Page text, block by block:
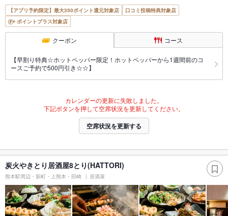
【アプリ予約限定】最大350ポイント還元対象店
口コミ投稿特典対象店
ポイントプラス対象店
クーポン コース
【早割り特典☆ホットペッパー限定！ホットペッパーから1週間前のコ
ースご予約で500円引き☆☆】
カレンダーの更新に失敗しました。
下記ボタンを押して空席状況を更新してください。
空席状況を更新する
炭火やきとり居酒屋8とり(HATTORI)
熊本駅周辺・新町・上熊本・田崎 居酒屋